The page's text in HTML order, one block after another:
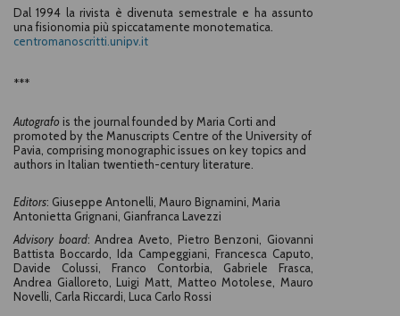
Dal 1994 la rivista è divenuta semestrale e ha assunto
una fisionomia più spiccatamente monotematica.
centromanoscritti.unipv.it
***
Autografo is the journal founded by Maria Corti and
promoted by the Manuscripts Centre of the University of
Pavia, comprising monographic issues on key topics and
authors in Italian twentieth-century literature.
Editors: Giuseppe Antonelli, Mauro Bignamini, Maria
Antonietta Grignani, Gianfranca Lavezzi
Advisory board:Andrea Aveto, Pietro Benzoni, Giovanni
Battista Boccardo, Ida Campeggiani, Francesca Caputo,
Davide Colussi, Franco Contorbia, Gabriele Frasca,
Andrea Gialloreto, Luigi Matt, Matteo Motolese, Mauro
Novelli, Carla Riccardi, Luca Carlo Rossi